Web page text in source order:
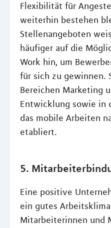
Flexibilität für
weiterhin bestehen
Stellenangeboten
häufiger auf die
Work hin, um
für sich zu gewinnen.
Bereichen Marketing
Entwicklung sowie in
das mobile Arbeiten
etabliert.
5.
Eine positive
ein gutes
Mitarbeiterinnen und